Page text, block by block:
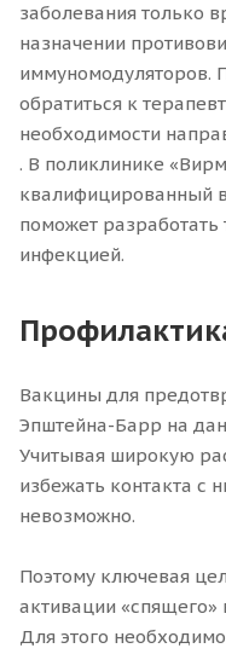
заболевания только
назначении
иммуномодуляторов.
обратиться к
необходимости
. В поликлинике
квалифицированный
поможет разработать
инфекцией.
Вакцины для
Эпштейна-Барр на
Учитывая широкую
избежать контакта с
невозможно.
Поэтому ключевая
активации «спящего»
Для этого